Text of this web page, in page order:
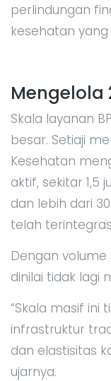
perlindungan
kesehatan
Mengelola
Skala layanan
besar. Setiaji
Kesehatan
aktif, sekitar 1,5
dan lebih dari
telah
Dengan
dinilai tidak lagi
“Skala masif ini
infrastruktur
dan elastisitas
ujarnya.